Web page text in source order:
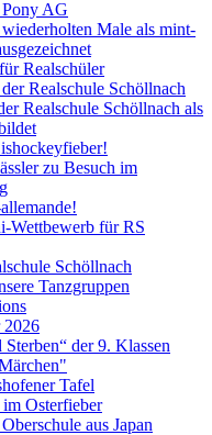
Pony AG
Male als mint-
Realschüler
Realschule Schöllnach
Realschule Schöllnach als
zu Besuch im
Wettbewerb für RS
Schöllnach
Tanzgruppen
2026
der 9. Klassen
Tafel
Osterfieber
aus Japan